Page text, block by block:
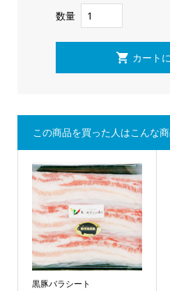
数量
この商品を買った人はこんな
黒豚バラシート